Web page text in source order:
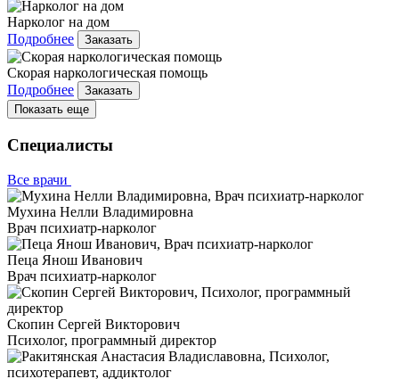
Нарколог на дом
Подробнее
Заказать
Скорая наркологическая помощь
Подробнее
Заказать
Показать еще
Специалисты
Все врачи
Мухина Нелли Владимировна
Врач психиатр-нарколог
Пеца Янош Иванович
Врач психиатр-нарколог
Скопин Сергей Викторович
Психолог, программный директор